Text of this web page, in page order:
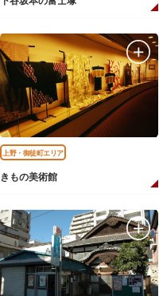
上野・御徒町エリア
きもの美術館